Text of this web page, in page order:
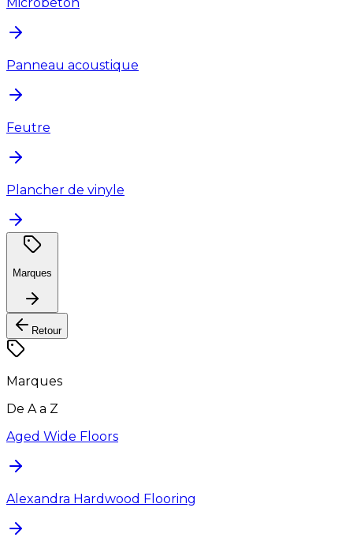
Microbéton
Panneau acoustique
Feutre
Plancher de vinyle
Marques
Retour
Marques
De A a Z
Aged Wide Floors
Alexandra Hardwood Flooring